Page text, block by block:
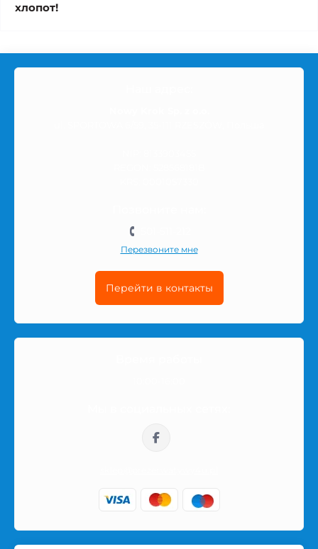
хлопот!
Перезвоните мне
Перейти в контакты